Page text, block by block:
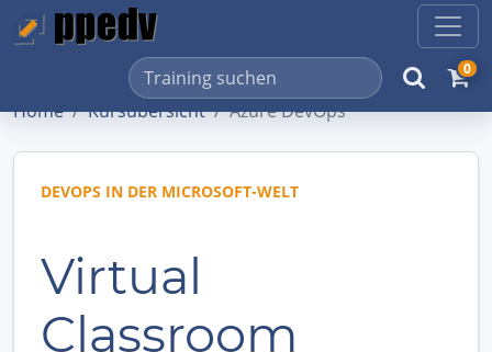
0
Home Kursübersicht Azure DevOps
DEVOPS IN DER MICROSOFT-WELT
Virtual
Classroom